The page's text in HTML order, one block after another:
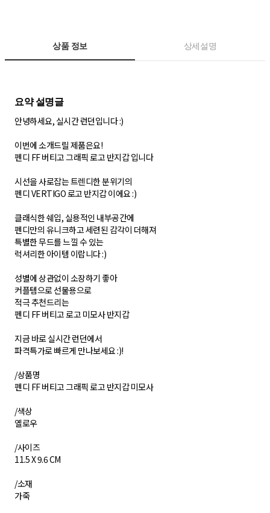
상품 정보 상세설명
요약 설명글
안녕하세요, 실시간 런던입니다 :)
이번에 소개드릴 제품은요!
펜디 FF 버티고 그래픽 로고 반지갑 입니다
시선을 사로잡는 트렌디한 분위기의
펜디 VERTIGO 로고 반지갑 이에요 :)
클래식한 쉐입, 실용적인 내부공간에
펜디만의 유니크하고 세련된 감각이 더해져
특별한 무드를 느낄 수 있는
럭셔리한 아이템 이랍니다 :)
성별에 상관없이 소장하기 좋아
커플템으로 선물용으로
적극 추천드리는
펜디 FF 버티고 로고 미모사 반지갑
지금 바로 실시간 런던에서
파격특가로 빠르게 만나보세요 :)!
/상품명
펜디 FF 버티고 그래픽 로고 반지갑 미모사
/색상
옐로우
/사이즈
11.5 X 9.6 CM
/소재
가죽